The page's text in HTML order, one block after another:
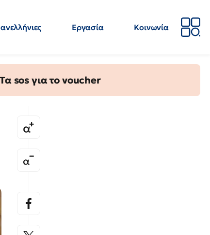
Εργασία
Κοινωνία
sos για το voucher